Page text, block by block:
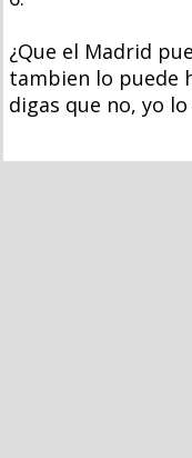
¿Que el Madrid
tambien lo puede
digas que no, yo lo